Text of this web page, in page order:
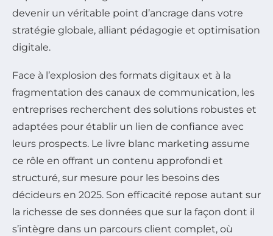
devenir un véritable point d’ancrage dans votre
stratégie globale, alliant pédagogie et optimisation
digitale.
Face à l’explosion des formats digitaux et à la
fragmentation des canaux de communication, les
entreprises recherchent des solutions robustes et
adaptées pour établir un lien de confiance avec
leurs prospects. Le livre blanc marketing assume
ce rôle en offrant un contenu approfondi et
structuré, sur mesure pour les besoins des
décideurs en 2025. Son efficacité repose autant sur
la richesse de ses données que sur la façon dont il
s’intègre dans un parcours client complet, où